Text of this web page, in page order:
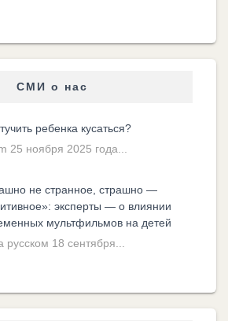
СМИ о нас
ребенка кусаться?
25 ноября 2025 года...
не странное, страшно —
эксперты — о влиянии
мультфильмов на детей
русском 18 сентября...